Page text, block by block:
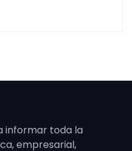
informar toda la
empresarial,